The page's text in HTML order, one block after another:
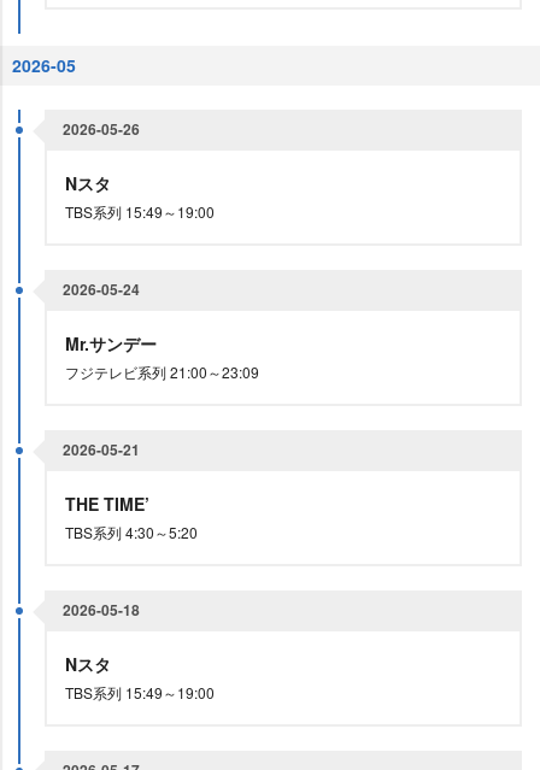
2026-05
2026-05-26
Nスタ
TBS系列 15:49～19:00
2026-05-24
Mr.サンデー
フジテレビ系列 21:00～23:09
2026-05-21
THE TIME’
TBS系列 4:30～5:20
2026-05-18
Nスタ
TBS系列 15:49～19:00